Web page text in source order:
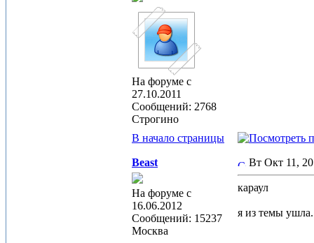
На форуме с
27.10.2011
Сообщений: 2768
Строгино
В начало страницы
Beast
На форуме с
16.06.2012
Сообщений: 15237
Москва
Вт Окт 11,
караул
я из темы ушла.